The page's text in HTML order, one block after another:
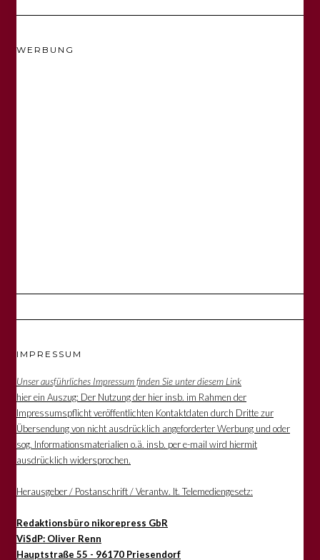
WERBUNG
IMPRESSUM
Unser ausführliches Impressum finden Sie unter diesem Link
hier ein Auszug: Der Nutzung der hier insb. im Rahmen der
Impressumspflicht veröffentlichten Kontaktdaten durch Dritte zur
Übersendung von nicht ausdrücklich angeforderter Werbung und oder
sog. Informationsmaterialien o.ä. insb. per e-mail wird hiermit
ausdrücklich widersprochen.
Herausgeber / Postanschrift / Verantw. lt. Telemediengesetz:
Redaktionsbüro nikorepress GbR
ViSdP: Oliver Renn
Hauptstraße 55 - 96170 Priesendorf